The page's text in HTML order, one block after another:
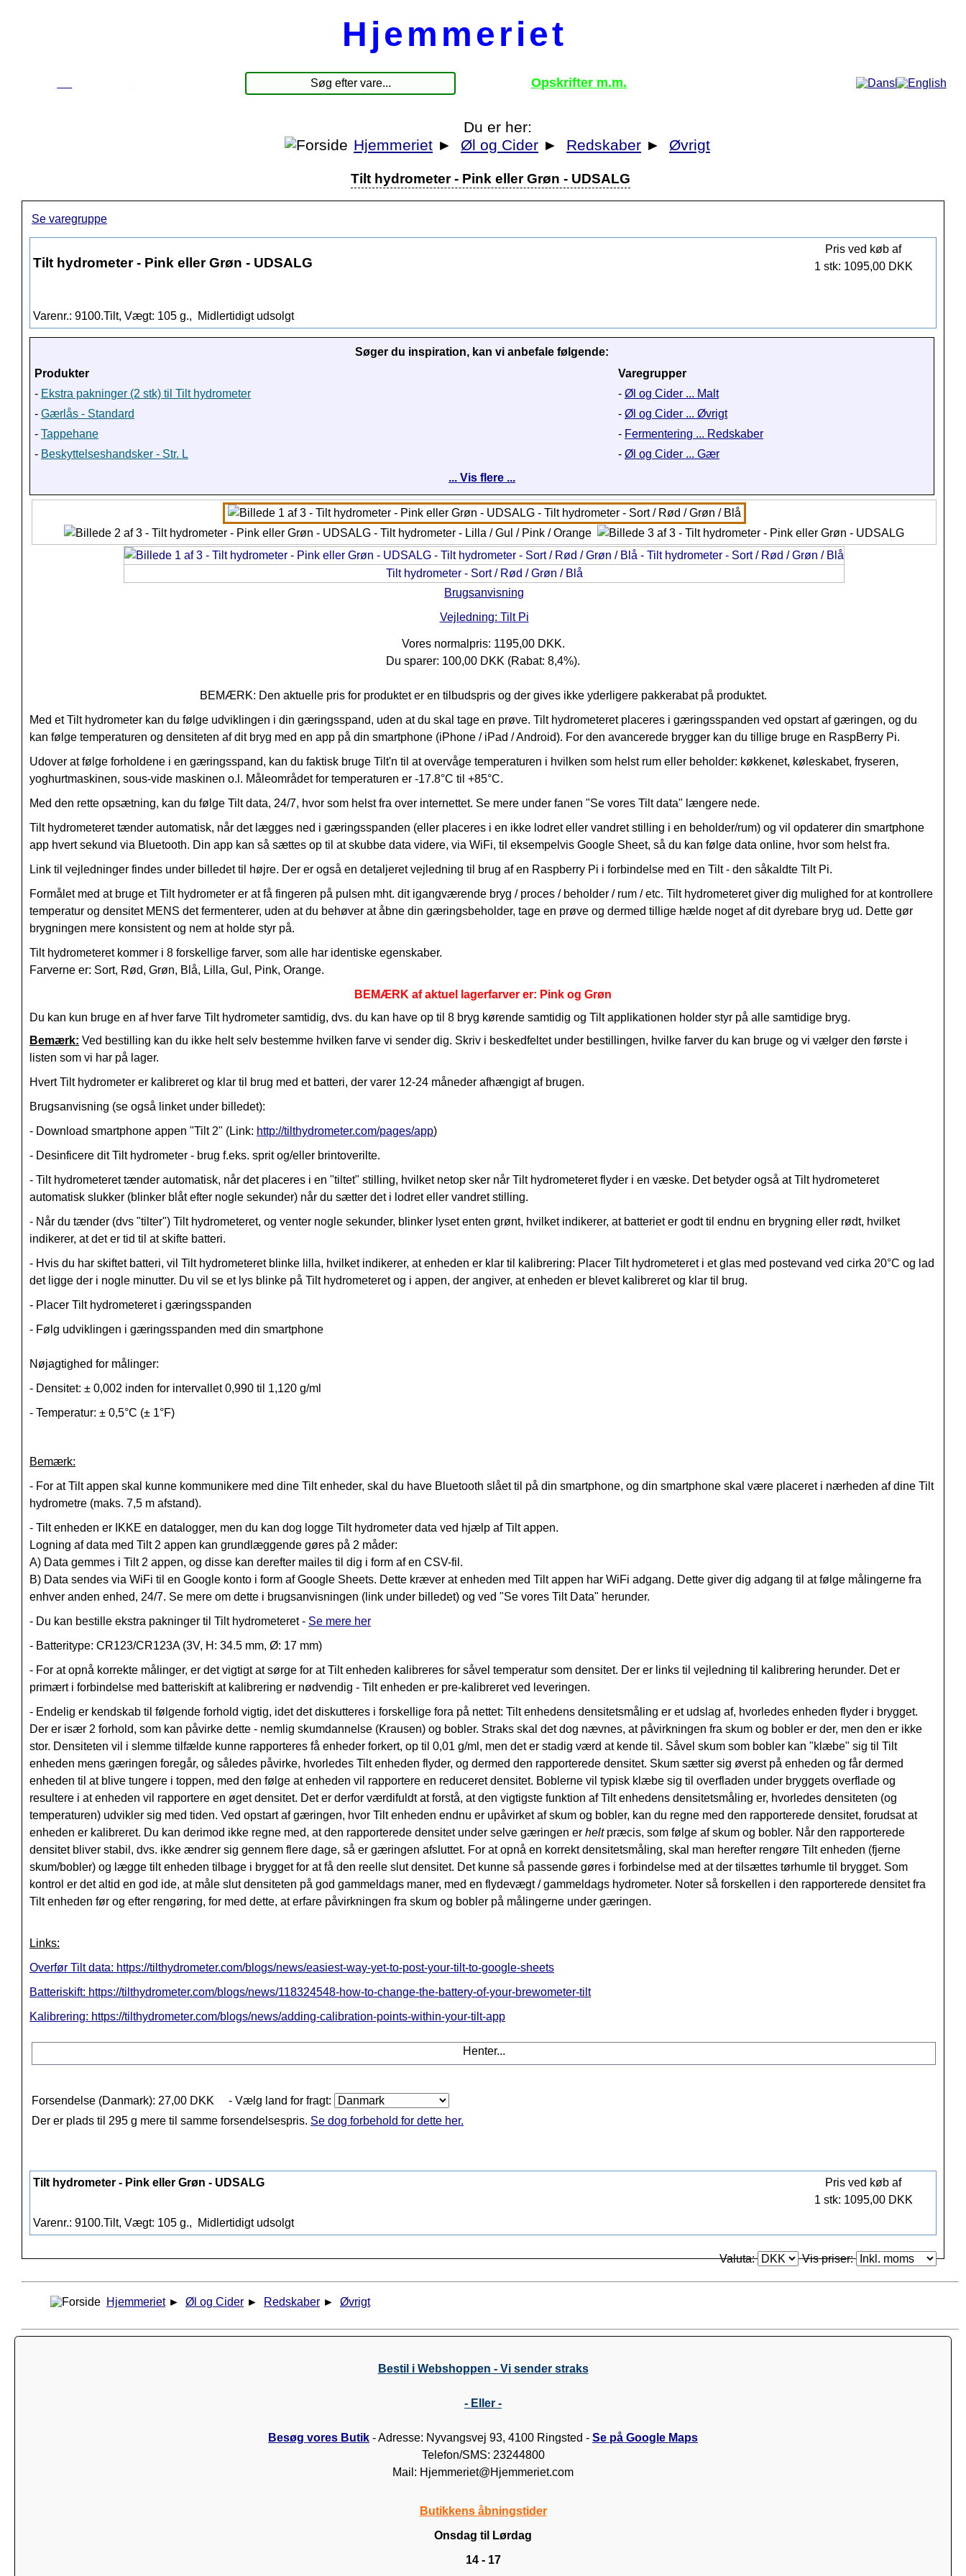
Hjemmeriet
Opskrifter m.m.
Du er her:
Hjemmeriet ► Øl og Cider ► Redskaber ► Øvrigt
Tilt hydrometer - Pink eller Grøn - UDSALG
Se varegruppe
Tilt hydrometer - Pink eller Grøn - UDSALG
Varenr.: 9100.Tilt, Vægt: 105 g., Midlertidigt udsolgt
Pris ved køb af
1 stk: 1095,00 DKK
Søger du inspiration, kan vi anbefale følgende:
Produkter
Varegrupper
- Ekstra pakninger (2 stk) til Tilt hydrometer - Øl og Cider ... Malt
- Gærlås - Standard - Øl og Cider ... Øvrigt
- Tappehane - Fermentering ... Redskaber
- Beskyttelseshandsker - Str. L - Øl og Cider ... Gær
... Vis flere ...
Tilt hydrometer - Sort / Rød / Grøn / Blå
Brugsanvisning
Vejledning: Tilt Pi
Vores normalpris: 1195,00 DKK.
Du sparer: 100,00 DKK (Rabat: 8,4%).
BEMÆRK: Den aktuelle pris for produktet er en tilbudspris og der gives ikke yderligere pakkerabat på produktet.
Med et Tilt hydrometer kan du følge udviklingen i din gæringsspand, uden at du skal tage en prøve. Tilt hydrometeret placeres i gæringsspanden ved opstart af gæringen, og du
kan følge temperaturen og densiteten af dit bryg med en app på din smartphone (iPhone / iPad / Android). For den avancerede brygger kan du tillige bruge en RaspBerry Pi.
Udover at følge forholdene i en gæringsspand, kan du faktisk bruge Tilt'n til at overvåge temperaturen i hvilken som helst rum eller beholder: køkkenet, køleskabet, fryseren,
yoghurtmaskinen, sous-vide maskinen o.l. Måleområdet for temperaturen er -17.8°C til +85°C.
Med den rette opsætning, kan du følge Tilt data, 24/7, hvor som helst fra over internettet. Se mere under fanen "Se vores Tilt data" længere nede.
Tilt hydrometeret tænder automatisk, når det lægges ned i gæringsspanden (eller placeres i en ikke lodret eller vandret stilling i en beholder/rum) og vil opdaterer din smartphone
app hvert sekund via Bluetooth. Din app kan så sættes op til at skubbe data videre, via WiFi, til eksempelvis Google Sheet, så du kan følge data online, hvor som helst fra.
Link til vejledninger findes under billedet til højre. Der er også en detaljeret vejledning til brug af en Raspberry Pi i forbindelse med en Tilt - den såkaldte Tilt Pi.
Formålet med at bruge et Tilt hydrometer er at få fingeren på pulsen mht. dit igangværende bryg / proces / beholder / rum / etc. Tilt hydrometeret giver dig mulighed for at kontrollere
temperatur og densitet MENS det fermenterer, uden at du behøver at åbne din gæringsbeholder, tage en prøve og dermed tillige hælde noget af dit dyrebare bryg ud. Dette gør
brygningen mere konsistent og nem at holde styr på.
Tilt hydrometeret kommer i 8 forskellige farver, som alle har identiske egenskaber.
Farverne er: Sort, Rød, Grøn, Blå, Lilla, Gul, Pink, Orange.
BEMÆRK af aktuel lagerfarver er: Pink og Grøn
Du kan kun bruge en af hver farve Tilt hydrometer samtidig, dvs. du kan have op til 8 bryg kørende samtidig og Tilt applikationen holder styr på alle samtidige bryg.
Bemærk: Ved bestilling kan du ikke helt selv bestemme hvilken farve vi sender dig. Skriv i beskedfeltet under bestillingen, hvilke farver du kan bruge og vi vælger den første i
listen som vi har på lager.
Hvert Tilt hydrometer er kalibreret og klar til brug med et batteri, der varer 12-24 måneder afhængigt af brugen.
Brugsanvisning (se også linket under billedet):
- Download smartphone appen "Tilt 2" (Link: http://tilthydrometer.com/pages/app)
- Desinficere dit Tilt hydrometer - brug f.eks. sprit og/eller brintoverilte.
- Tilt hydrometeret tænder automatisk, når det placeres i en "tiltet" stilling, hvilket netop sker når Tilt hydrometeret flyder i en væske. Det betyder også at Tilt hydrometeret
automatisk slukker (blinker blåt efter nogle sekunder) når du sætter det i lodret eller vandret stilling.
- Når du tænder (dvs "tilter") Tilt hydrometeret, og venter nogle sekunder, blinker lyset enten grønt, hvilket indikerer, at batteriet er godt til endnu en brygning eller rødt, hvilket
indikerer, at det er tid til at skifte batteri.
- Hvis du har skiftet batteri, vil Tilt hydrometeret blinke lilla, hvilket indikerer, at enheden er klar til kalibrering: Placer Tilt hydrometeret i et glas med postevand ved cirka 20°C og lad
det ligge der i nogle minutter. Du vil se et lys blinke på Tilt hydrometeret og i appen, der angiver, at enheden er blevet kalibreret og klar til brug.
- Placer Tilt hydrometeret i gæringsspanden
- Følg udviklingen i gæringsspanden med din smartphone
Nøjagtighed for målinger:
- Densitet: ± 0,002 inden for intervallet 0,990 til 1,120 g/ml
- Temperatur: ± 0,5°C (± 1°F)
Bemærk:
- For at Tilt appen skal kunne kommunikere med dine Tilt enheder, skal du have Bluetooth slået til på din smartphone, og din smartphone skal være placeret i nærheden af dine Tilt
hydrometre (maks. 7,5 m afstand).
- Tilt enheden er IKKE en datalogger, men du kan dog logge Tilt hydrometer data ved hjælp af Tilt appen.
Logning af data med Tilt 2 appen kan grundlæggende gøres på 2 måder:
A) Data gemmes i Tilt 2 appen, og disse kan derefter mailes til dig i form af en CSV-fil .
B) Data sendes via WiFi til en Google konto i form af Google Sheets. Dette kræver at enheden med Tilt appen har WiFi adgang. Dette giver dig adgang til at følge målingerne fra
enhver anden enhed, 24/7. Se mere om dette i brugsanvisningen (link under billedet) og ved "Se vores Tilt Data" herunder.
- Du kan bestille ekstra pakninger til Tilt hydrometeret - Se mere her
- Batteritype: CR123/CR123A (3V, H: 34.5 mm, Ø: 17 mm)
- For at opnå korrekte målinger, er det vigtigt at sørge for at Tilt enheden kalibreres for såvel temperatur som densitet. Der er links til vejledning til kalibrering herunder. Det er
primært i forbindelse med batteriskift at kalibrering er nødvendig - Tilt enheden er pre-kalibreret ved leveringen.
- Endelig er kendskab til følgende forhold vigtig, idet det diskutteres i forskellige fora på nettet: Tilt enhedens densitetsmåling er et udslag af, hvorledes enheden flyder i brygget.
Der er især 2 forhold, som kan påvirke dette - nemlig skumdannelse (Krausen) og bobler. Straks skal det dog nævnes, at påvirkningen fra skum og bobler er der, men den er ikke
stor. Densiteten vil i slemme tilfælde kunne rapporteres få enheder forkert, op til 0,01 g/ml, men det er stadig værd at kende til. Såvel skum som bobler kan "klæbe" sig til Tilt
enheden mens gæringen foregår, og således påvirke, hvorledes Tilt enheden flyder, og dermed den rapporterede densitet. Skum sætter sig øverst på enheden og får dermed
enheden til at blive tungere i toppen, med den følge at enheden vil rapportere en reduceret densitet. Boblerne vil typisk klæbe sig til overfladen under bryggets overflade og
resultere i at enheden vil rapportere en øget densitet. Det er derfor værdifuldt at forstå, at den vigtigste funktion af Tilt enhedens densitetsmåling er, hvorledes densiteten (og
temperaturen) udvikler sig med tiden. Ved opstart af gæringen, hvor Tilt enheden endnu er upåvirket af skum og bobler, kan du regne med den rapporterede densitet, forudsat at
enheden er kalibreret. Du kan derimod ikke regne med, at den rapporterede densitet under selve gæringen er heltpræcis, som følge af skum og bobler. Når den rapporterede
densitet bliver stabil, dvs. ikke ændrer sig gennem flere dage, så er gæringen afsluttet. For at opnå en korrekt densitetsmåling, skal man herefter rengøre Tilt enheden (fjerne
skum/bobler) og lægge tilt enheden tilbage i brygget for at få den reelle slut densitet. Det kunne så passende gøres i forbindelse med at der tilsættes tørhumle til brygget. Som
kontrol er det altid en god ide, at måle slut densiteten på god gammeldags maner, med en flydevægt / gammeldags hydrometer. Noter så forskellen i den rapporterede densitet fra
Tilt enheden før og efter rengøring, for med dette, at erfare påvirkningen fra skum og bobler på målingerne under gæringen.
Links:
Overfør Tilt data: https://tilthydrometer.com/blogs/news/easiest-way-yet-to-post-your-tilt-to-google-sheets
Batteriskift: https://tilthydrometer.com/blogs/news/118324548-how-to-change-the-battery-of-your-brewometer-tilt
Kalibrering: https://tilthydrometer.com/blogs/news/adding-calibration-points-within-your-tilt-app
Henter...
Forsendelse (Danmark): 27,00 DKK
- Vælg land for fragt:
Der er plads til 295 g mere til samme forsendelsespris. Se dog forbehold for dette her.
Tilt hydrometer - Pink eller Grøn - UDSALG
Varenr.: 9100.Tilt, Vægt: 105 g., Midlertidigt udsolgt
Pris ved køb af
1 stk: 1095,00 DKK
Valuta: Vis priser:
Hjemmeriet ► Øl og Cider ► Redskaber ► Øvrigt
Bestil i Webshoppen - Vi sender straks
- Eller -
Besøg vores Butik - Adresse: Nyvangsvej 93, 4100 Ringsted - Se på Google Maps
Telefon/SMS: 23244800
Mail: Hjemmeriet@Hjemmeriet.com
Butikkens åbningstider
Onsdag til Lørdag
14 - 17